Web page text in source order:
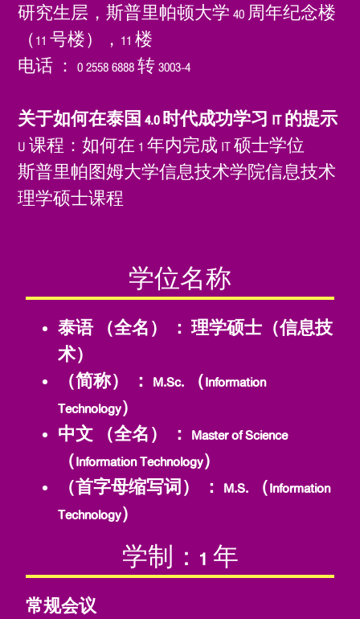
研究生层，斯普里帕顿大学 40 周年纪念楼
（11 号楼），11 楼
电话 ： 0 2558 6888 转 3003-4
关于如何在泰国 4.0 时代成功学习 IT 的提示
U 课程：如何在 1 年内完成 IT 硕士学位
斯普里帕图姆大学信息技术学院信息技术
理学硕士课程
学位名称
泰语 （全名） ： 理学硕士（信息技
术）
（简称） ： M.Sc. （Information
Technology）
中文 （全名） ： Master of Science
（Information Technology）
（首字母缩写词） ： M.S. （Information
Technology）
学制：1 年
常规会议